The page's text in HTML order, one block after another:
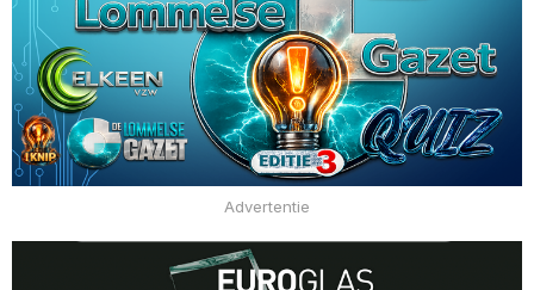
Advertentie